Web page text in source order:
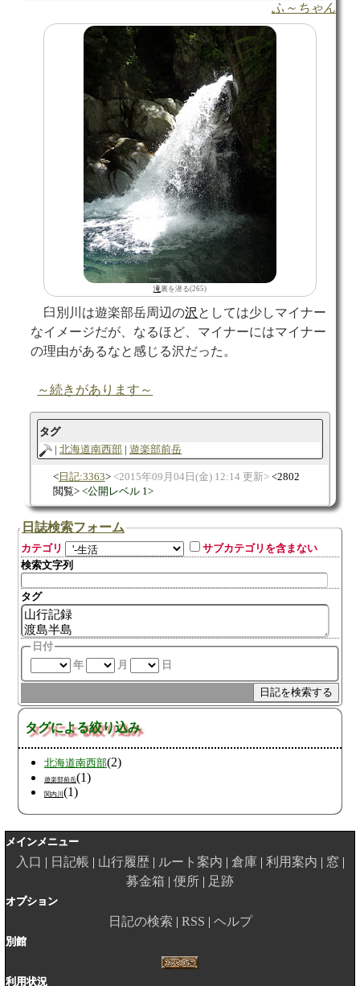
ふ～ちゃん
滝裏を潜る(265)
臼別川は遊楽部岳周辺の沢 としては少しマイナー
なイメージだが、なるほど、マイナーにはマイナー
の理由があるなと感じる沢だった。
～続きがあります～
タグ
北海道南西部
遊楽部前岳
日記:3363 2015年09月04日(金) 12:14 更新
2802
閲覧
公開レベル 1
日誌検索フォーム
カテゴリ
サブカテゴリを含まない
検索文字列
タグ
日付
年
月 日
タグによる絞り込み
北海道南西部(2)
遊楽部前岳(1)
関内川(1)
メインメニュー
入口 日記帳 山行履歴 ルート案内 倉庫 利用案内
窓
募金箱
便所 足跡
オプション
日記の検索 RSS ヘルプ
別館
利用状況